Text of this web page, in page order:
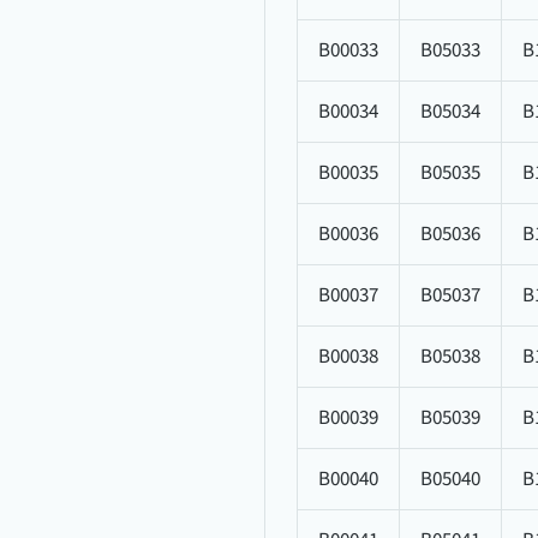
B00033 B05033
B00034 B05034
B00035 B05035
B00036 B05036
B00037 B05037
B00038 B05038
B00039 B05039
B00040 B05040